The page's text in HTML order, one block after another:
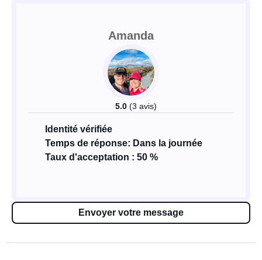
Amanda
5.0 (3 avis)
Identité vérifiée
Temps de réponse: Dans la journée
Taux d'acceptation : 50 %
Envoyer votre message